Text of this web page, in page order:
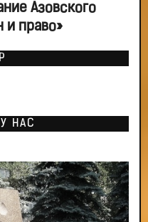
Азовского
и право»
НАС